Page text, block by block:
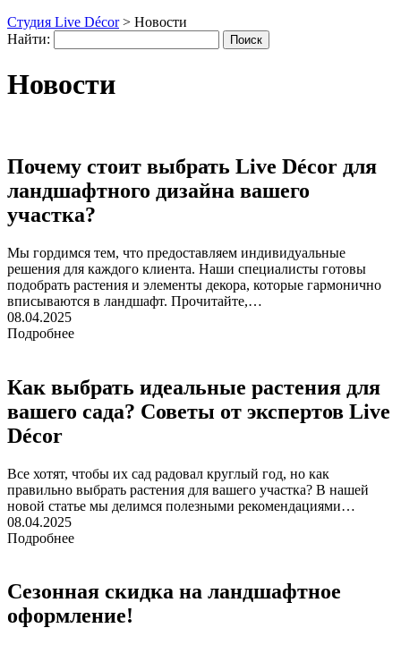
Студия Live Décor> Новости
Найти:
Новости
Почему стоит выбрать Live Décor для
ландшафтного дизайна вашего
участка?
Мы гордимся тем, что предоставляем индивидуальные
решения для каждого клиента. Наши специалисты готовы
подобрать растения и элементы декора, которые гармонично
вписываются в ландшафт. Прочитайте,…
08.04.2025
Подробнее
Как выбрать идеальные растения для
вашего сада? Советы от экспертов Live
Décor
Все хотят, чтобы их сад радовал круглый год, но как
правильно выбрать растения для вашего участка? В нашей
новой статье мы делимся полезными рекомендациями…
08.04.2025
Подробнее
Сезонная скидка на ландшафтное
оформление!